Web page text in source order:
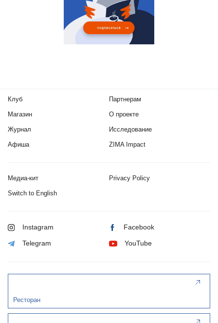
Клуб
Магазин
Журнал
Афиша
Партнерам
О проекте
Исследование
ZIMA Impact
Медиа-кит Privacy Policy
Switch to English
Instagram Facebook
Telegram YouTube
Ресторан